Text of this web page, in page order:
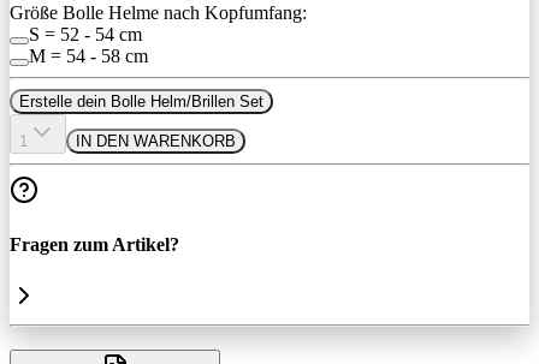
Größe Bolle Helme nach Kopfumfang:
S = 52 - 54 cm
M = 54 - 58 cm
Erstelle dein Bolle Helm/Brillen Set
1 IN DEN WARENKORB
Fragen zum Artikel?